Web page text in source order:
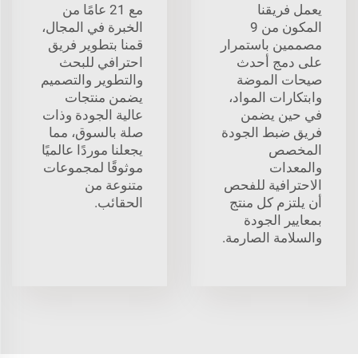
يعمل فريقنا
المكون من 9
مصممين باستمرار
على دمج أحدث
صيحات الموضة
وابتكارات المواد،
في حين يضمن
فريق ضبط الجودة
المخصص
والمعدات
الاحترافية للفحص
أن يلتزم كل منتج
بمعايير الجودة
والسلامة الصارمة.
مع 21 عامًا من
الخبرة في المجال،
قمنا بتطوير فريق
احترافي للبحث
والتطوير والتصميم
يضمن منتجات
عالية الجودة وذات
صلة بالسوق، مما
يجعلنا موردًا عالميًا
موثوقًا لمجموعات
متنوعة من
الحقائب.